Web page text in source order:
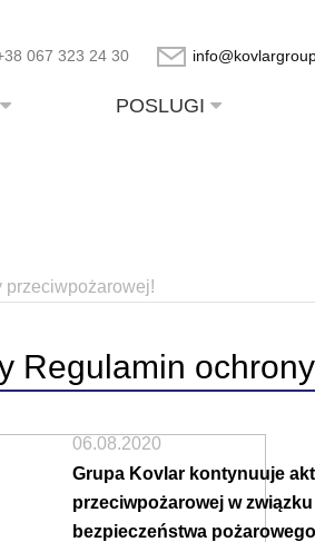
067 323 24 30
POSLUGI
przeciwpożarowej!
Regulamin
06.08.2020
Grupa Kovlar kontynuuje
przeciwpożarowej w
bezpieczeństwa